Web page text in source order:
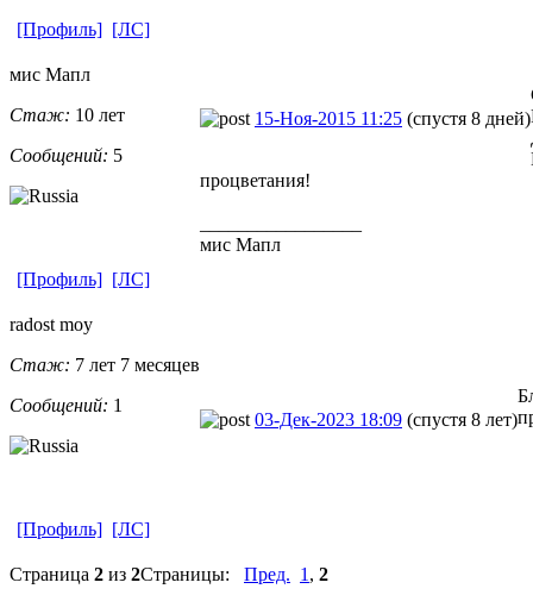
[Профиль] [ЛС]
мис Мапл
Стаж: 10 лет
Сообщений: 5
15-Ноя-2015 11:25 (спустя 8 дней)
процветания!
мис Мапл
[Профиль] [ЛС]
radost moy
Стаж: 7 лет 7 месяцев
Сообщений: 1
03-Дек-2023 18:09 (спустя 8 лет)
[Профиль] [ЛС]
Страница 2 из 2Страницы: Пред. 1 , 2